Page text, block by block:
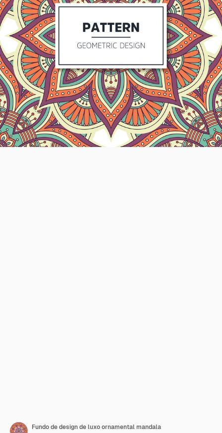
Fundo de design de luxo ornamental mandala